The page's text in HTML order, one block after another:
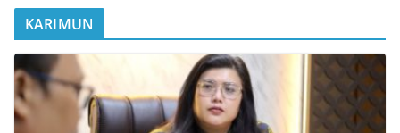
KARIMUN